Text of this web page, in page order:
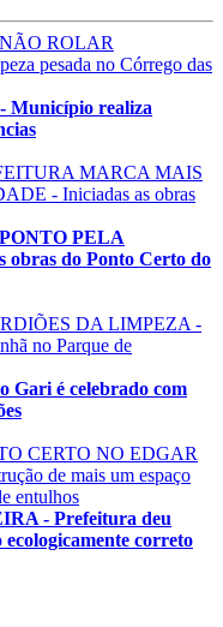
Município realiza
PELA
do Ponto Certo do
é celebrado com
- Prefeitura deu
ecologicamente correto